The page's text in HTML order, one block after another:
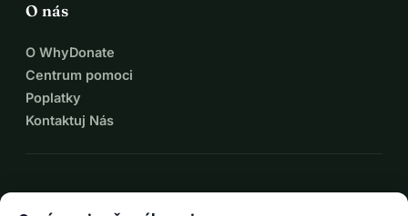
O nás
O WhyDonate
Centrum pomoci
Poplatky
Kontaktuj Nás